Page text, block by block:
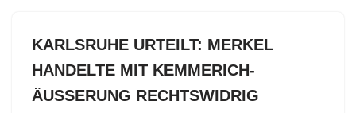
KARLSRUHE URTEILT: MERKEL
HANDELTE MIT KEMMERICH-
ÄUSSERUNG RECHTSWIDRIG